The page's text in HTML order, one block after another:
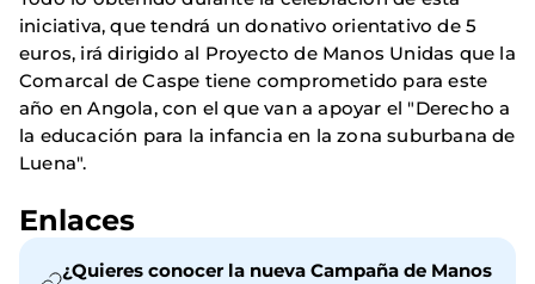
iniciativa, que tendrá un donativo orientativo de 5
euros, irá dirigido al Proyecto de Manos Unidas que la
Comarcal de Caspe tiene comprometido para este
año en Angola, con el que van a apoyar el "Derecho a
la educación para la infancia en la zona suburbana de
Luena".
Enlaces
¿Quieres conocer la nueva Campaña de Manos